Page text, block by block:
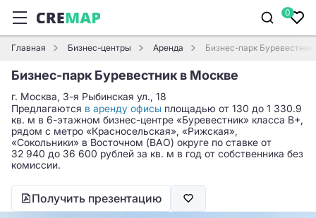
0
Главная Бизнес-центры Аренда Бизнес-парк Буревестник
Бизнес-парк Буревестник в Москве
г. Москва, 3-я Рыбинская ул., 18
Предлагаются в аренду офисы площадью от 130 до 1 330.9
кв. м в 6-этажном бизнес-центре «Буревестник» класса B+,
рядом с метро «Красносельская», «Рижская»,
«Сокольники» в Восточном (ВАО) округе по ставке от
32 940 до 36 600 рублей за кв. м в год от собственника без
комиссии.
Получить презентацию